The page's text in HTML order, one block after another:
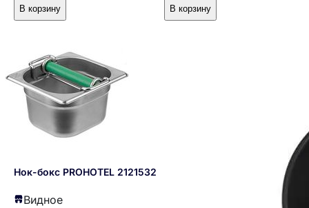
В корзину
В корзину
Нок-бокс PROHOTEL 2121532
Видное